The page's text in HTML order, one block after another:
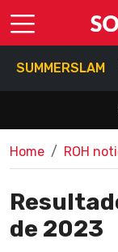
SUMMERSLAM
Home ROH
de 2023